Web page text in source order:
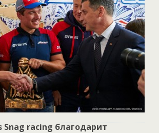
Snag racing благодарит